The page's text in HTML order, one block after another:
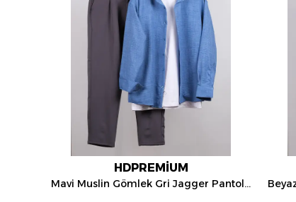
HDPREMİUM
Mavi Muslin Gömlek Gri Jagger Pantolon Üçlü Kombin - HDP0453